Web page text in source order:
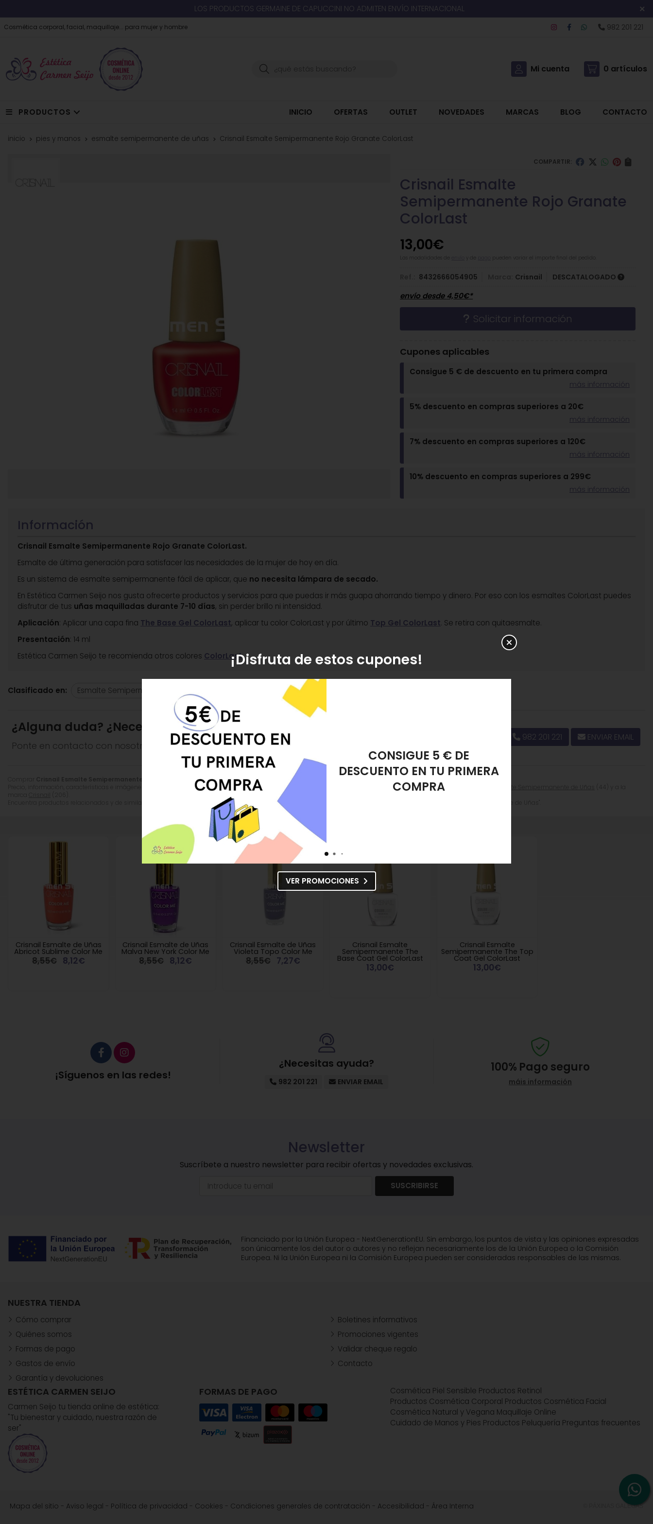
LOS PRODUCTOS GERMAINE DE CAPUCCINI NO ADMITEN ENVÍO INTERNACIONAL
Cosmética corporal, facial, maquillaje... para mujer y hombre 982 201 221
Buscar Mi cuenta 0 artículos
PRODUCTOS INICIO OFERTAS OUTLET NOVEDADES MARCAS BLOG CONTACTO
inicio pies y manos esmalte semipermanente de uñas Crisnail Esmalte Semipermanente Rojo Granate ColorLast
COMPARTIR:
Crisnail Esmalte
Semipermanente Rojo Granate
ColorLast
13,00€
pueden variar el importe final del pedido.
8432666054905 Crisnail DESCATALOGADO
envío desde4,50€*
Solicitar información
Cupones aplicables
Consigue 5 € de descuento en tu primera compra
más información
5% descuento en compras superiores a 20€
más información
7% descuento en compras superiores a 120€
más información
10% descuento en compras superiores a 299€
más información
Crisnail Esmalte Semipermanente Rojo Granate ColorLast por 13,00€. Producto descatalogado, recogida en tienda.
Crisnail Esmalte Semipermanente Rojo Granate ColorLast referencia 8432666054905, pertenece a la categoría
Crisnail Esmalte Semipermanente Rojo Granate ColorLast
Información
Crisnail Esmalte Semipermanente Rojo Granate ColorLast.
Esmalte de última generación para satisfacer las necesidades de la mujer de hoy en día.
Es un sistema de esmalte semipermanente fácil de aplicar, que no necesita lámpara de secado.
En Estética Carmen Seijo nos gusta ofrecerte productos y servicios para que puedas ir más guapa ahorrando tiempo y dinero. Por eso con los esmaltes ColorLast puedes
disfrutar de tus uñas maquilladas durante 7-10 días, sin perder brillo ni intensidad.
Aplicación: Aplicar una capa fina The Base Gel ColorLast, aplicar tu color ColorLast y por último Top Gel ColorLast. Se retira con quitaesmalte.
Presentación: 14 ml
Estética Carmen Seijo te recomienda otros colores ColorLast
Clasificado en: Esmalte Semipermanente de Uñas
¿Alguna duda? ¿Necesitas asesoramiento?
Ponte en contacto con nosotros y resolveremos tus dudas.
982 201 221 ENVIAR EMAIL
Crisnail Esmalte de Uñas
Abricot Sublime Color Me
8,55€ 8,12€
Crisnail Esmalte de Uñas
Malva New York Color Me
8,55€ 8,12€
Crisnail Esmalte de Uñas
Violeta Topo Color Me
8,55€ 7,27€
Crisnail Esmalte
Semipermanente The
Base Coat Gel ColorLast
13,00€
Crisnail Esmalte
Semipermanente The Top
Coat Gel ColorLast
13,00€
¡Síguenos en las redes!
¿Necesitas ayuda?
982 201 221 ENVIAR EMAIL
100% Pago seguro
máis información
Newsletter
Suscríbete a nuestro newsletter para recibir ofertas y novedades exclusivas.
SUSCRIBIRSE
Financiado por la Unión Europea - NextGenerationEU. Sin embargo, los puntos de vista y las opiniones expresadas
son únicamente los del autor o autores y no reflejan necesariamente los de la Unión Europea o la Comisión
Europea. Ni la Unión Europea ni la Comisión Europea pueden ser consideradas responsables de las mismas.
ESTÉTICA CARMEN SEIJO
Carmen Seijo tu tienda online de estética:
"Tu bienestar y cuidado, nuestra razón de
ser"
FORMAS DE PAGO
NUESTRA TIENDA
Cómo comprar
Quiénes somos
Formas de pago
Gastos de envío
Garantía y devoluciones
Boletines informativos
Promociones vigentes
Validar cheque regalo
Contacto
Cosmética Piel Sensible Productos Retinol
Productos Cosmética Corporal Productos Cosmética Facial
Cosmética Natural y Vegana Maquillaje Online
Cuidado de Manos y Pies Productos Peluquería Preguntas frecuentes
Mapa del sitio - Aviso legal - Política de privacidad - Cookies - Condiciones generales de contratación - Accesibilidad - Área Interna © PÁXINAS GALEGAS
¡Disfruta de estos cupones!
REGALO ESPONJA
DESMAQUILLANTE
VER PROMOCIONES